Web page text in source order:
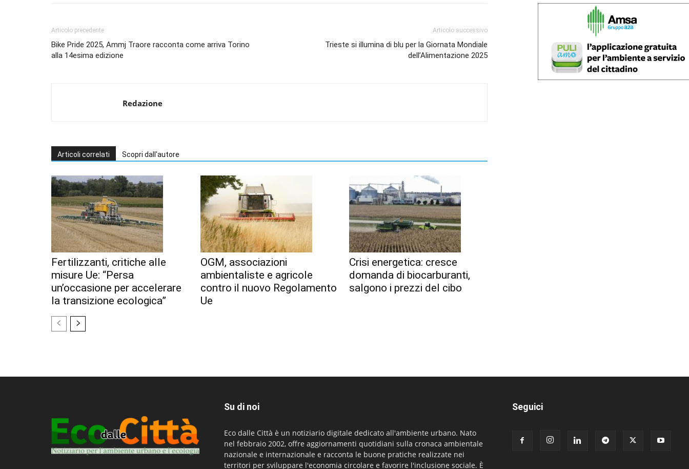
Articolo precedente
Bike Pride 2025, Ammj Traore racconta come arriva Torino
alla 14esima edizione
Articolo successivo
Trieste si illumina di blu per la Giornata Mondiale
dell’Alimentazione 2025
Redazione
Articoli correlati Scopri dall'autore
Fertilizzanti, critiche alle
misure Ue: “Persa
un’occasione per accelerare
la transizione ecologica”
OGM, associazioni
ambientaliste e agricole
contro il nuovo Regolamento
Ue
Crisi energetica: cresce
domanda di biocarburanti,
salgono i prezzi del cibo
Su di noi
Eco dalle Città è un notiziario digitale dedicato all'ambiente urbano. Nato
nel febbraio 2002, offre aggiornamenti quotidiani sulla cronaca ambientale
nazionale e internazionale e racconta le buone pratiche realizzate nei
territori per sviluppare l'economia circolare e favorire l'inclusione sociale. È
Seguici